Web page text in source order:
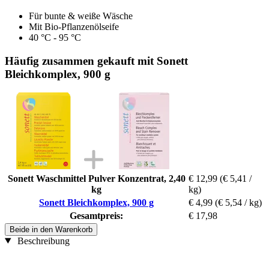
Für bunte & weiße Wäsche
Mit Bio-Pflanzenölseife
40 °C - 95 °C
Häufig zusammen gekauft mit Sonett
Bleichkomplex, 900 g
Sonett Waschmittel Pulver Konzentrat, 2,40
kg
€ 12,99 (€ 5,41 /
kg)
Sonett Bleichkomplex, 900 g
€ 4,99 (€ 5,54 / kg)
Gesamtpreis:
€ 17,98
Beide in den Warenkorb
Beschreibung